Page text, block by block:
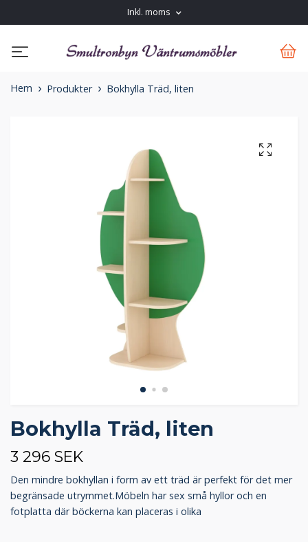
Inkl. moms
Hem Produkter Bokhylla Träd, liten
Bokhylla Träd, liten
3 296 SEK
Den mindre bokhyllan i form av ett träd är perfekt för det mer
begränsade utrymmet.Möbeln har sex små hyllor och en
fotplatta där böckerna kan placeras i olika